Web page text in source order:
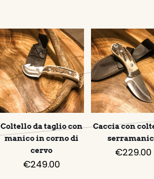
Coltello da taglio con
manico in corno di
cervo
€249.00
Caccia con
€229.00